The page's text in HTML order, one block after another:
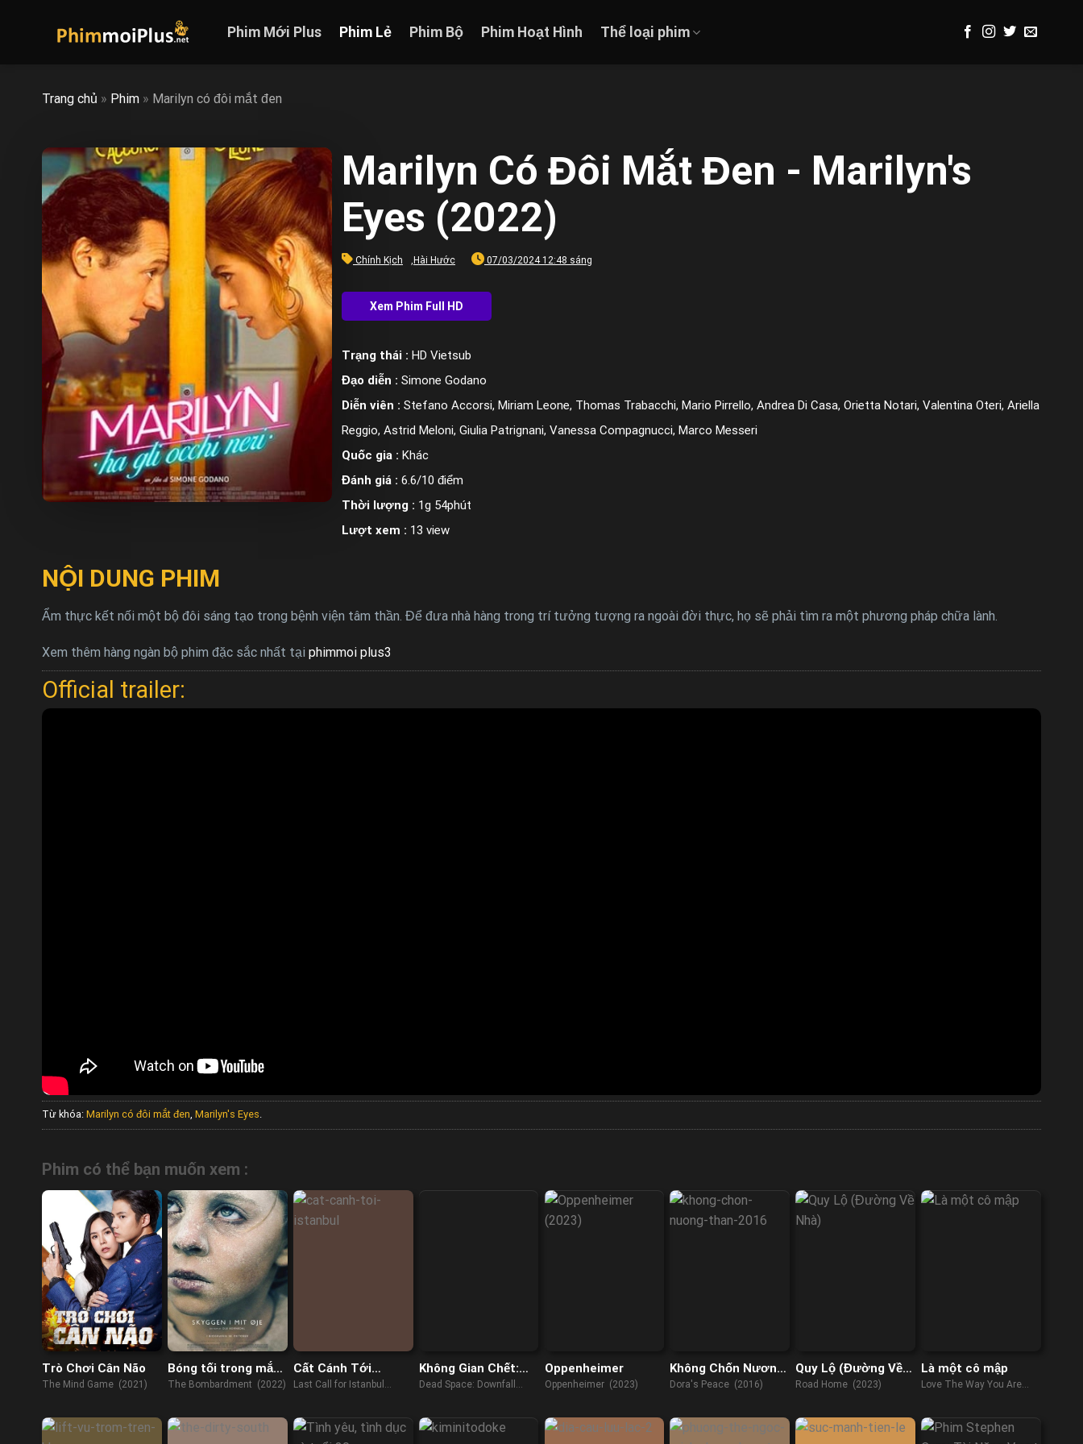
Phim Mới Plus Phim Lẻ Phim Bộ Phim Hoạt Hình Thể loại phim
Trang chủ » Phim » Marilyn có đôi mắt đen
Marilyn Có Đôi Mắt Đen - Marilyn's
Eyes (2022)
Chính Kịch Hài Hước 07/03/2024 12:48 sáng
Trạng thái : HD Vietsub
Đạo diễn : Simone Godano
Diễn viên : Stefano Accorsi, Miriam Leone, Thomas Trabacchi, Mario Pirrello, Andrea Di Casa, Orietta Notari, Valentina Oteri, Ariella
Reggio, Astrid Meloni, Giulia Patrignani, Vanessa Compagnucci, Marco Messeri
Quốc gia : Khác
Đánh giá : 6.6/10 điểm
Thời lượng : 1g 54phút
Lượt xem : 13 view
NỘI DUNG PHIM
Ẩm thực kết nối một bộ đôi sáng tạo trong bệnh viện tâm thần. Để đưa nhà hàng trong trí tưởng tượng ra ngoài đời thực, họ sẽ phải tìm ra một phương pháp chữa lành.
Xem thêm hàng ngàn bộ phim đặc sắc nhất tại phimmoi plus3
Official trailer:
Từ khóa: Marilyn có đôi mắt đen Marilyn's Eyes
Phim có thể bạn muốn xem :
Trò Chơi Cân Não
The Mind Game (2021)
Bóng tối trong mắt
tôi
The Bombardment (2022)
Cất Cánh Tới
Istanbul
Last Call for Istanbul
Không Gian Chết:
Sự Sụp Đổ
Dead Space: Downfall
Oppenheimer
Oppenheimer (2023)
Không Chốn Nương
Thân
Dora's Peace (2016)
Quy Lộ (Đường Về
Nhà)
Road Home (2023)
Là một cô mập
Love The Way You Are